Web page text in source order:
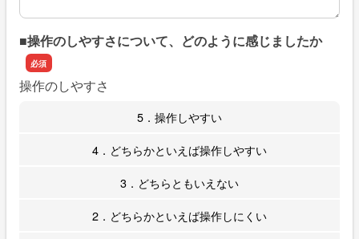
■操作のしやすさについて、どのように感じましたか
操作のしやすさ
5．操作しやすい
4．どちらかといえば操作しやすい
3．どちらともいえない
2．どちらかといえば操作しにくい